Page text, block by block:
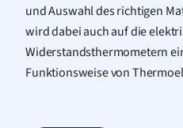
und Auswahl des richtigen
wird dabei auch auf die
Widerstandsthermometern
Funktionsweise von